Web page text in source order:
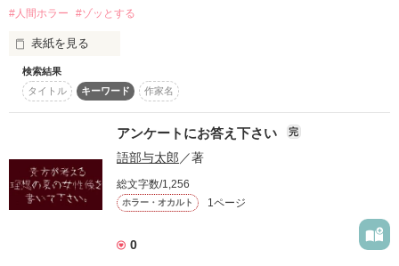
妹がかわいくてしかたない悪魔
▣◈▣◈▣◈▣▣◈▣◈▣◈▣
悪女と呼ばれるあたしが転生したのは…
極悪非道な悪魔！？
「シーラ、お昼ごはんの時間だよ」
「お散歩は楽しかった？
#人間ホラー
#ゾッとする
表紙を見る
この問題用紙は、あなたのクラスにだけ配られました。
絶対に、あなたの名前は書かないでください。
当たり前の顔をして、しれっとあなたの世界に入りこんでいる
知れば知るほど、不気味な世界です。
さあ、はじめましょう。
途中で怖くなっても、答案用紙を伏せてはいけません。
検索結果
タイトル
キーワード 作家名
アンケートにお答え下さい 完
語部与太郎／著
総文字数/1,256
ホラー・オカルト 1ページ
0